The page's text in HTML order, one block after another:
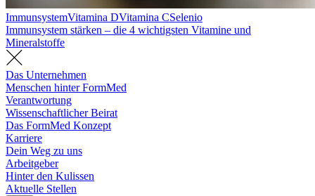
ImmunsystemVitamina DVitamina CSelenio
Immunsystem stärken – die 4 wichtigsten Vitamine und
Mineralstoffe
Das Unternehmen
Menschen hinter FormMed
Verantwortung
Wissenschaftlicher Beirat
Das FormMed Konzept
Karriere
Dein Weg zu uns
Arbeitgeber
Hinter den Kulissen
Aktuelle Stellen